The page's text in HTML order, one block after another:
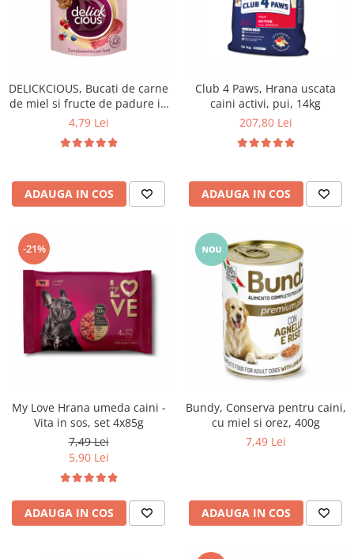
DELICKCIOUS, Bucati de carne
de miel si fructe de padure in
sos cremos, pentru caini, 80g
4,79 Lei
ADAUGA IN COS
Club 4 Paws, Hrana uscata
caini activi, pui, 14kg
207,80 Lei
ADAUGA IN COS
-21%
My Love Hrana umeda caini -
Vita in sos, set 4x85g
7,49 Lei
5,90 Lei
ADAUGA IN COS
Bundy, Conserva pentru caini,
cu miel si orez, 400g
7,49 Lei
ADAUGA IN COS